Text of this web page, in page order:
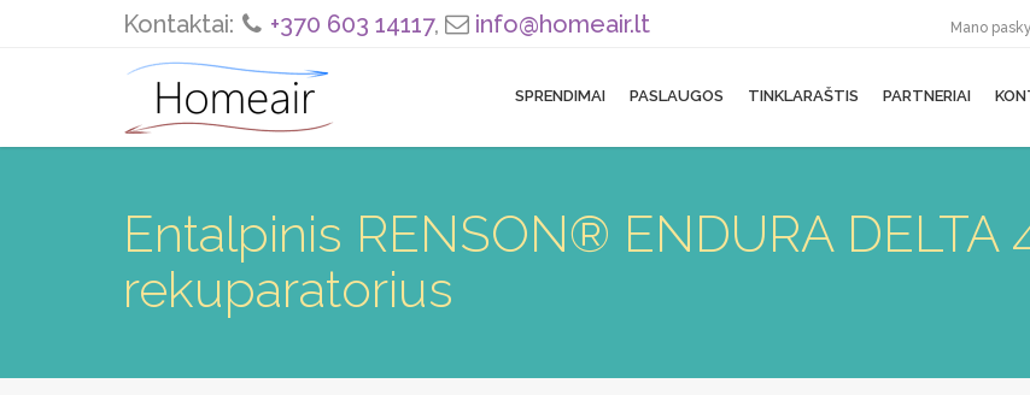
Kontaktai: +370 603 14117, info@homeair.lt Mano
SPRENDIMAI PASLAUGOS TINKLARAŠTIS PARTNERIAI
Entalpinis RENSON® ENDURA DELTA
rekuparatorius